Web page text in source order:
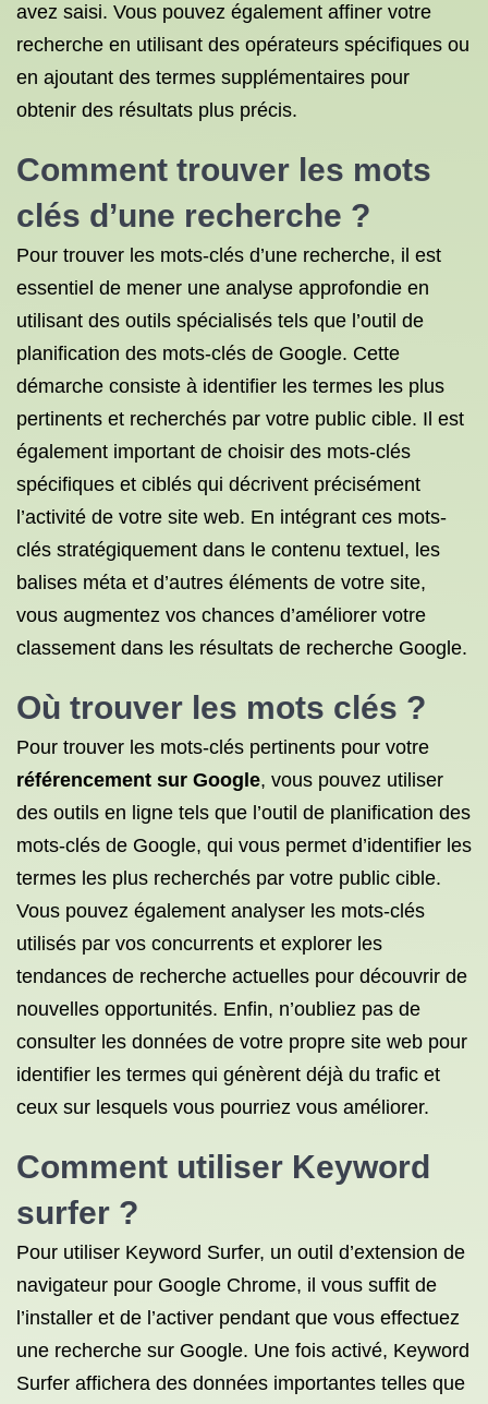
avez saisi. Vous pouvez également affiner votre
recherche en utilisant des opérateurs spécifiques ou
en ajoutant des termes supplémentaires pour
obtenir des résultats plus précis.
Comment trouver les mots
clés d’une recherche ?
Pour trouver les mots-clés d’une recherche, il est
essentiel de mener une analyse approfondie en
utilisant des outils spécialisés tels que l’outil de
planification des mots-clés de Google. Cette
démarche consiste à identifier les termes les plus
pertinents et recherchés par votre public cible. Il est
également important de choisir des mots-clés
spécifiques et ciblés qui décrivent précisément
l’activité de votre site web. En intégrant ces mots-
clés stratégiquement dans le contenu textuel, les
balises méta et d’autres éléments de votre site,
vous augmentez vos chances d’améliorer votre
classement dans les résultats de recherche Google.
Où trouver les mots clés ?
Pour trouver les mots-clés pertinents pour votre
référencement sur Google, vous pouvez utiliser
des outils en ligne tels que l’outil de planification des
mots-clés de Google, qui vous permet d’identifier les
termes les plus recherchés par votre public cible.
Vous pouvez également analyser les mots-clés
utilisés par vos concurrents et explorer les
tendances de recherche actuelles pour découvrir de
nouvelles opportunités. Enfin, n’oubliez pas de
consulter les données de votre propre site web pour
identifier les termes qui génèrent déjà du trafic et
ceux sur lesquels vous pourriez vous améliorer.
Comment utiliser Keyword
surfer ?
Pour utiliser Keyword Surfer, un outil d’extension de
navigateur pour Google Chrome, il vous suffit de
l’installer et de l’activer pendant que vous effectuez
une recherche sur Google. Une fois activé, Keyword
Surfer affichera des données importantes telles que